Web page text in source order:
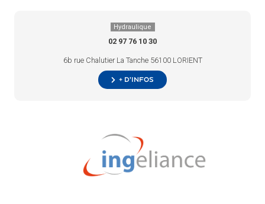
Hydraulique
02 97 76 10 30
6b rue Chalutier La Tanche 56100 LORIENT
+ d’infos